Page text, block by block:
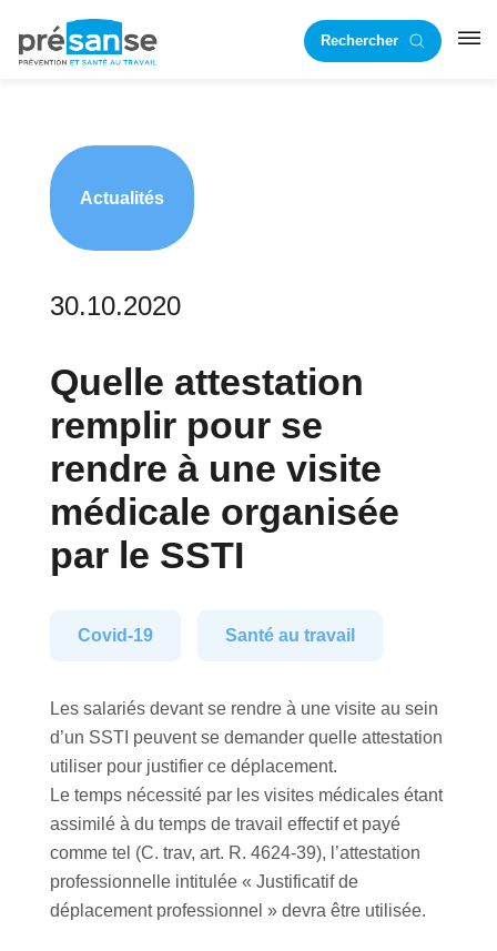
principale
RechercherRST
Actualités
30.10.2020
Quelle attestation
remplir pour se
rendre à une visite
médicale organisée
par le SSTI
Covid-19 Santé au travail
Les salariés devant se rendre à une visite au sein
d’un SSTI peuvent se demander quelle attestation
utiliser pour justifier ce déplacement.
Le temps nécessité par les visites médicales étant
assimilé à du temps de travail effectif et payé
comme tel (C. trav, art. R. 4624-39), l’attestation
professionnelle intitulée « Justificatif de
déplacement professionnel » devra être utilisée.